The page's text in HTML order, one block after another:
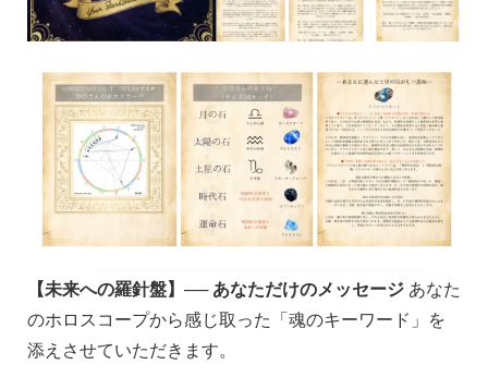
【未来への羅針盤】── あなただけのメッセージ あなた
のホロスコープから感じ取った「魂のキーワード」を
添えさせていただきます。